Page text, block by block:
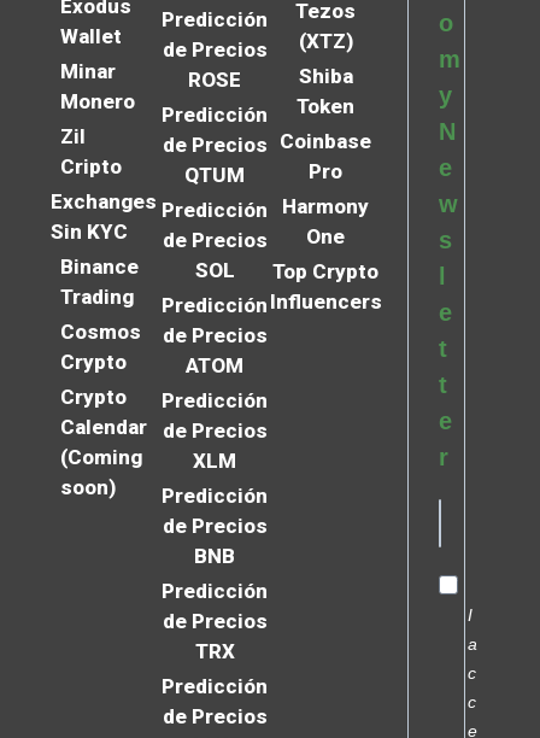
Exodus
Wallet
Minar
Monero
Zil
Cripto
Exchanges
Sin KYC
Binance
Trading
Cosmos
Crypto
Crypto
Calendar
(Coming
soon)
Predicción
de Precios
ROSE
Predicción
de Precios
QTUM
Predicción
de Precios
SOL
Predicción
de Precios
ATOM
Predicción
de Precios
XLM
Predicción
de Precios
BNB
Predicción
de Precios
TRX
Predicción
de Precios
Tezos
(XTZ)
Shiba
Token
Coinbase
Pro
Harmony
One
Top Crypto
Influencers
o
m
y
N
e
w
s
e
t
t
e
r
I
a
c
c
e